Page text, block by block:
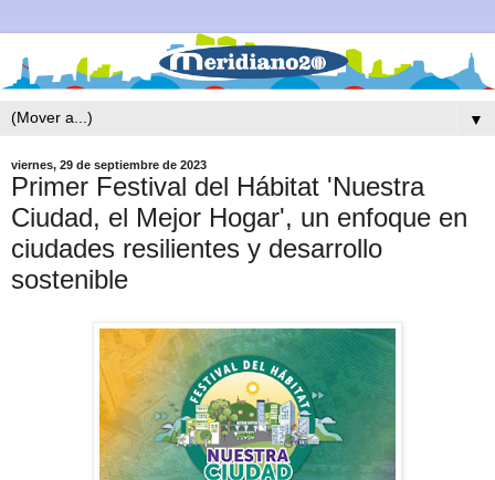
▼
viernes, 29 de septiembre de 2023
Primer Festival del Hábitat 'Nuestra
Ciudad, el Mejor Hogar', un enfoque en
ciudades resilientes y desarrollo
sostenible